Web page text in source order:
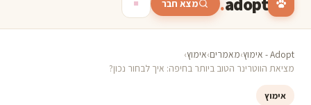
מצא חבר
Adopt - אימוץ ›מאמרים›אימוץ›
מציאת הווטרינר הטוב ביותר בחיפה: איך לבחור נכון?
אימוץ